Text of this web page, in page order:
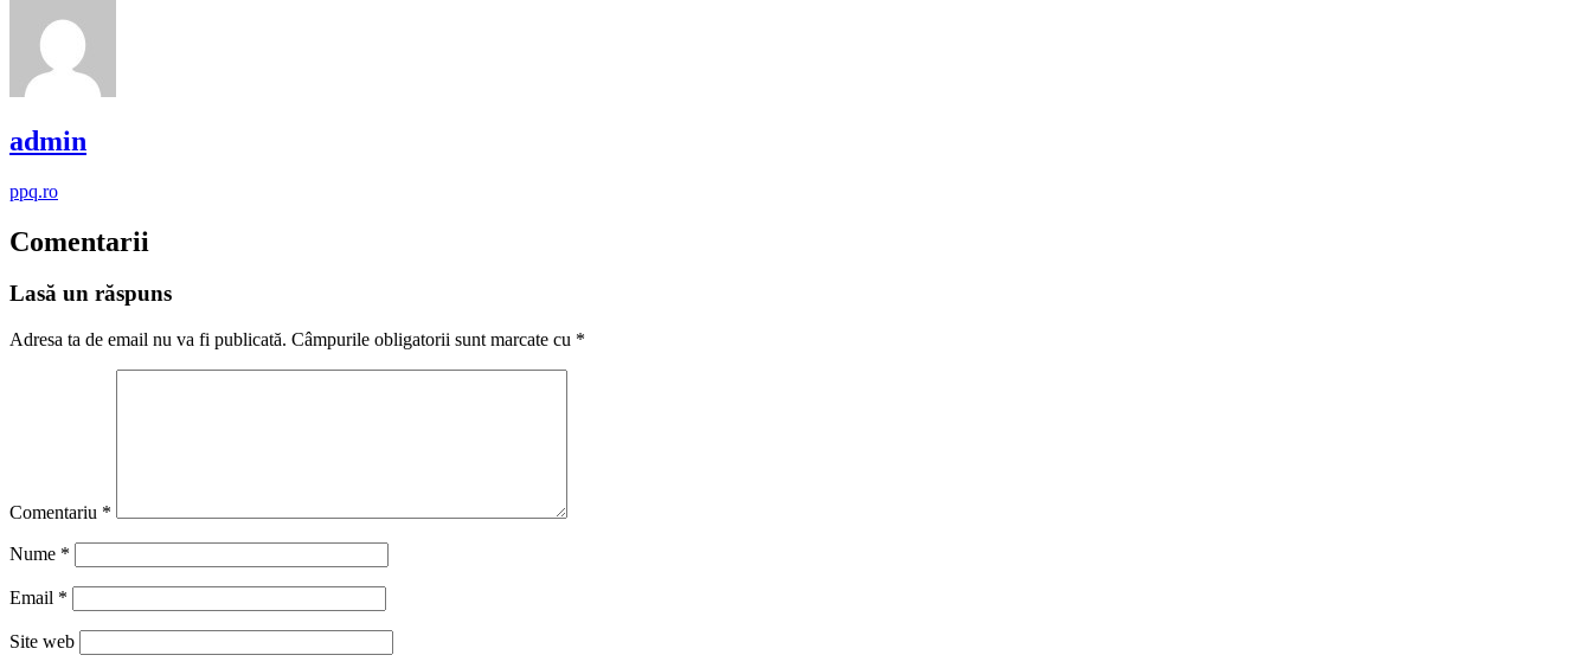
admin
ppq.ro
Comentarii
Lasă un răspuns
Adresa ta de email nu va fi publicată. Câmpurile obligatorii sunt marcate cu *
Comentariu *
Nume *
Email *
Site web